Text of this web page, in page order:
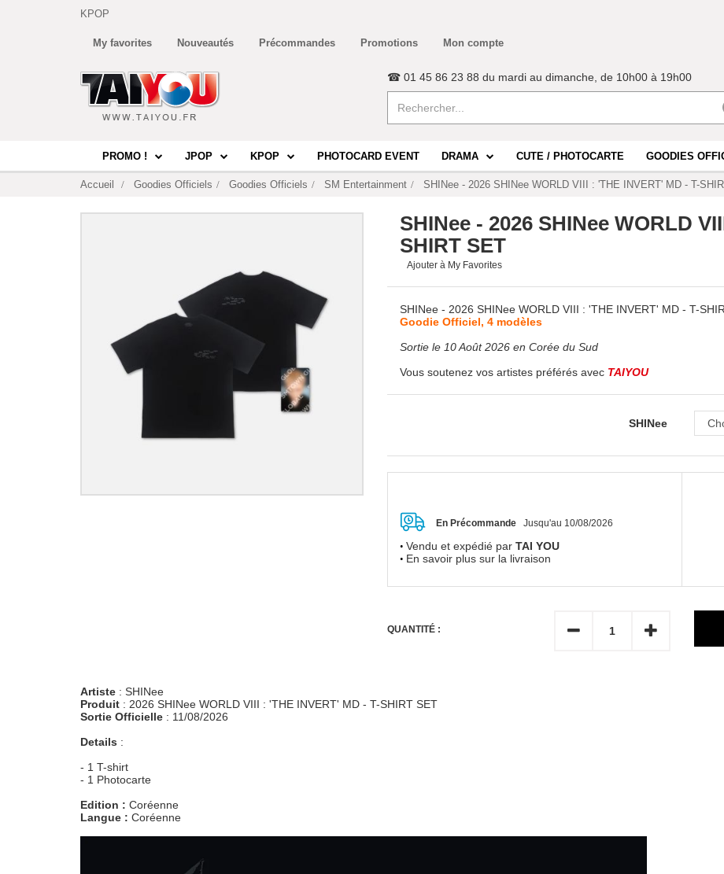
KPOP
My favorites Nouveautés Précommandes Promotions Mon compte
☎ 01 45 86 23 88 du mardi au dimanche, de 10h00 à 19h00
PROMO ! JPOP KPOP PHOTOCARD EVENT DRAMA CUTE / PHOTOCARTE GOODIES
Accueil Goodies Officiels Goodies Officiels SM Entertainment SHINee - 2026 SHINee WORLD VIII : 'THE INVERT' MD - T-
SHINee - 2026 SHINee WORLD
SHIRT SET
Ajouter à My Favorites
SHINee - 2026 SHINee WORLD VIII : 'THE INVERT' MD - T-
Goodie Officiel, 4 modèles
Sortie le 10 Août 2026 en Corée du Sud
Vous soutenez vos artistes préférés avec TAIYOU
SHINee
En Précommande Jusqu'au 10/08/2026
Vendu et expédié par TAI YOU
En savoir plus sur la livraison
QUANTITÉ :
Artiste : SHINee
Produit : 2026 SHINee WORLD VIII : 'THE INVERT' MD - T-SHIRT SET
Sortie Officielle : 11/08/2026
Details :
- 1 T-shirt
- 1 Photocarte
Edition : Coréenne
Langue : Coréenne